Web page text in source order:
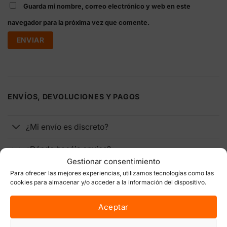
Gestionar consentimiento
Para ofrecer las mejores experiencias, utilizamos tecnologías como las
cookies para almacenar y/o acceder a la información del dispositivo.
Aceptar
Guarda mi nombre, correo electrónico y web en este
navegador para la próxima vez que comente.
ENVÍOS, DEVOLUCIONES Y PAGOS
¿Mi envío es discreto?
¿Dónde hacéis envíos?
¿Cuánto cuesta el envío?
¿Cuánto tarda en llegar mi pedido?
¿Cómo puedo pagar?